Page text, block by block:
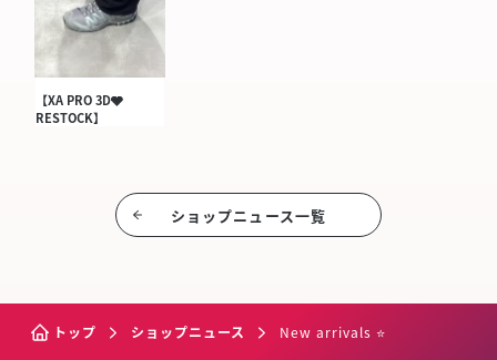
【XA PRO 3D🩶
RESTOCK】
ショップニュース⼀覧
トップ ショップニュース New arrivals ⭐️